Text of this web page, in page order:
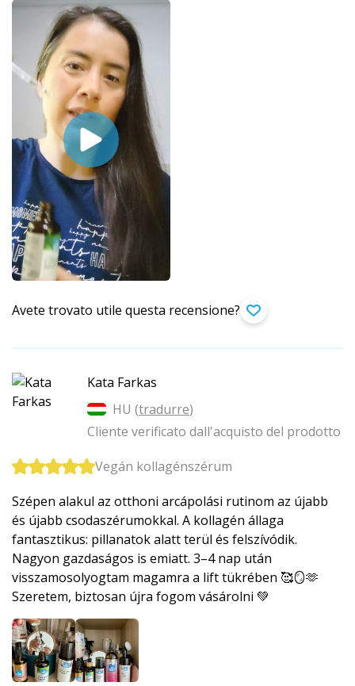
Avete trovato utile questa recensione?
Kata Farkas
HU (tradurre)
Cliente verificato dall'acquisto del prodotto
Vegán kollagénszérum
Szépen alakul az otthoni arcápolási rutinom az újabb
és újabb csodaszérumokkal. A kollagén állaga
fantasztikus: pillanatok alatt terül és felszívódik.
Nagyon gazdaságos is emiatt. 3–4 nap után
visszamosolyogtam magamra a lift tükrében 🥰🪞🫶
Szeretem, biztosan újra fogom vásárolni 💚